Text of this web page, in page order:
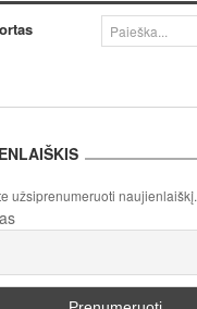
užsiprenumeruoti naujienlaiškį.